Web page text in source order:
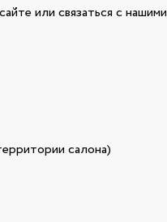
или связаться с нашими
салона)